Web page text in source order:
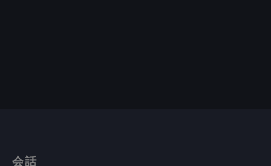
会話